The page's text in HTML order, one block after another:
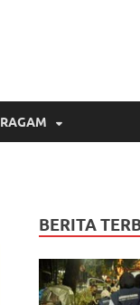
RAGAM
BERITA